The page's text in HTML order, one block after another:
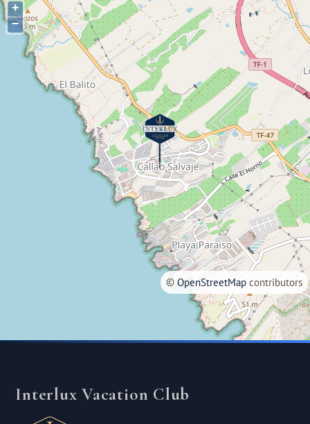
+
−
© OpenStreetMap contributors
Interlux Vacation Club